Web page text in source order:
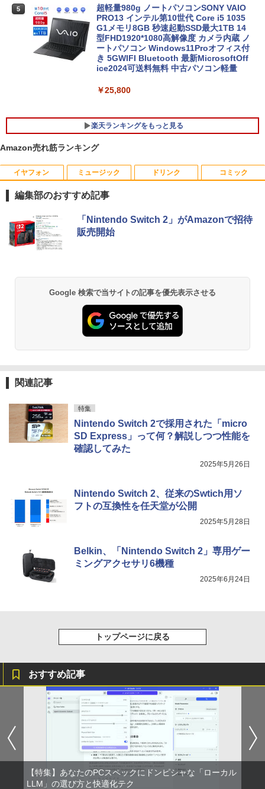
5
超軽量980g ノートパソコンSONY VAIO
PRO13 インテル第10世代 Core i5 1035
G1メモリ8GB 秒速起動SSD最大1TB 14
型FHD1920*1080高解像度 カメラ内蔵 ノ
ートパソコン Windows11Proオフィス付
き 5GWIFI Bluetooth 最新MicrosoftOff
ice2024可送料無料 中古パソコン軽量
￥25,800
楽天ランキングをもっと見る
1
【中古良品】【安心保証】Princeton 21.
5型ワイドカラー液晶ディスプレイ PTF
WDE-22W / PTFBDE-22W ブラック/ ホ
￥4,050
5型 ProLite XUB2292HS-B1 HDMI対応
スピーカー内蔵 綺麗な鮮明画像 【中古】
送料無料
￥6,500
3
￥6,600
【楽天1位!1,600円OFFクーポン 8/4 20:
Hzリフレッシュレート sRGB99% 1670
万色 300nits ΔE＜1 低ブルーライト 大
画面 TÜV認証 目にやさしい 調整可能な
￥12,580
C対応 miniHDMI モニター 持ち運び サブ
ディスプレイ ミニPC対応 3年保証 EVICI
1
【3千円以上送料無料】世界の歴史 集英
社版学習まんが 18巻セット／高井啓介
施設基準パーフェクトブック 2026年度
キングダム 80 （ヤングジャンプコミッ
クス） [ 原 泰久 ]
￥770
[8月下旬より発送予定][新品]ハナバス 苔
￥5,544
Amazon売れ筋ランキング
イヤフォン
Anker Soundcore P40i オフホワイト
￥7,990
Anker Soundcore P31i ブラック
￥5,990
【2026年アップグレード版】AOKIMI ワイヤ
レスイヤホン bluetooth イヤホン V12 小型
軽量 ブルートゥースHi-Fi 最大36時間再生 ぶ
るーとゅーす コードレス ENCノイズキャン
付き 防水 タッチ式音量調整 スポーツ/通勤/通
学/WEB会議(ホワイト)
Xiaomi シャオミ REDMI Buds 8 Lite ワイヤ
レスイヤホン Bluetooth 5.4 ノイズキャンセ
ミュージック
BRUCE WAYNE feat. Flo Milli, ATL Jacob
[Explicit]
BRUCE WAYNE feat. Flo Milli, ATL Jacob
￥250
On My Road (Stadium ver.)
BUGS LIFE
ドリンク
by Amazon 天然水 ラベルレス 500ml ×24本
富士山の天然水 バナジウム含有 水 ミネラル
ウォーター ペットボトル 静岡県産 500ミリリ
ET ラベルレス ×8本
by Amazon 炭酸水 ラベルレス 500ml ×24本
強炭酸水 ペットボトル 500ミリリットル (Sm
￥1,625
【Amazon.co.jp限定】 伊藤園 磨かれて、澄
] [ 水 ] [ ペットボトル ] [ 箱買い ] [ ストック
] [ 水分補給 ]
コミック
薬屋のひとりごと 17巻 (デジタル版ビッグガ
ンガンコミックス)
異世界居酒屋「のぶ」(22) (角川コミックス・
￥832
HUNTER×HUNTER モノクロ版 39 (ジャンプ
コミックスDIGITAL)
スーパーの裏でヤニ吸うふたり 9巻 (デジタル
￥810
編集部のおすすめ記事
「Nintendo Switch 2」がAmazonで招待
販売開始
Google 検索で当サイトの記事を優先表示させる
関連記事
特集
Nintendo Switch 2で採用された「micro
SD Express」って何？解説しつつ性能を
確認してみた
2025年5月26日
Nintendo Switch 2、従来のSwtich用ソ
フトの互換性を任天堂が公開
2025年5月28日
Belkin、「Nintendo Switch 2」専用ゲー
ミングアクセサリ6機種
2025年6月24日
トップページに戻る
おすすめ記事
【特集】あなたのPCスペックにドンピシャな「ローカル
LLM」の選び方と快適化テク